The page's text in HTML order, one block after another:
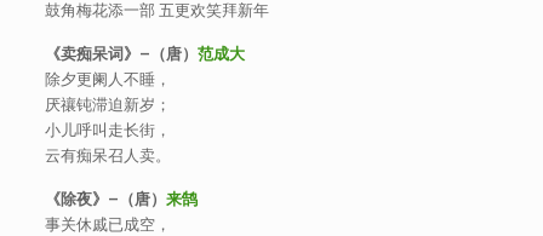
鼓角梅花添一部 五更欢笑拜新年
《卖痴呆词》 – （唐） 范成大
除夕更阑人不睡，
厌禳钝滞迫新岁；
小儿呼叫走长街，
云有痴呆召人卖。
《除夜》 – （唐） 来鹄
事关休戚已成空，